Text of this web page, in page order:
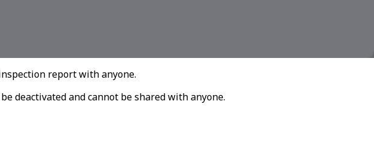
report with anyone.
deactivated and cannot be shared with anyone.